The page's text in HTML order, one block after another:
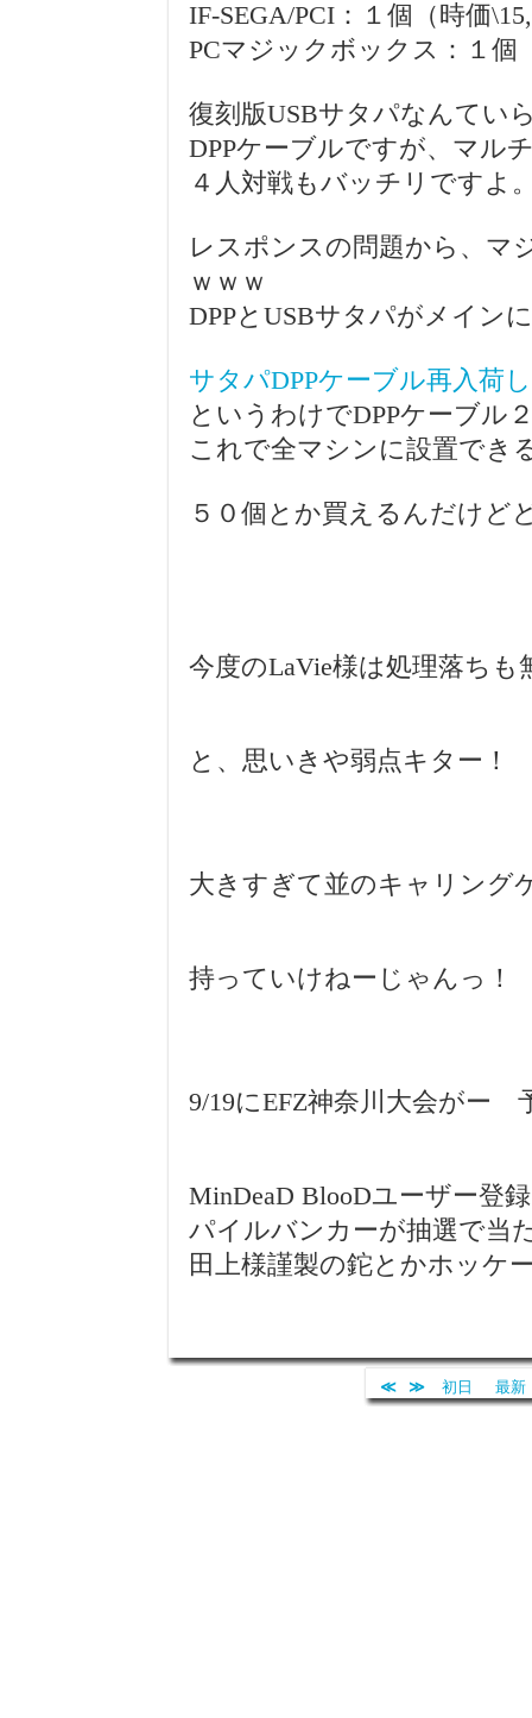
IF-SEGA/PCI：１個（時価
PCマジックボックス：１個
復刻版USBサタパなんて
DPPケーブルですが、マル
４人対戦もバッチリですよ
レスポンスの問題から、マ
ｗｗｗ
DPPとUSBサタパがメイン
サタパDPPケーブル再入荷
というわけでDPPケーブル
これで全マシンに設置でき
５０個とか買えるんだけど
今度のLaVie様は処理落ちも
と、思いきや弱点キター！
大きすぎて並のキャリン
持っていけねーじゃんっ！
9/19にEFZ神奈川大会がー
MinDeaD BlooDユーザー登
パイルバンカーが抽選で当
田上様謹製の鉈とかホッケ
≪ ≫ 初日 最新